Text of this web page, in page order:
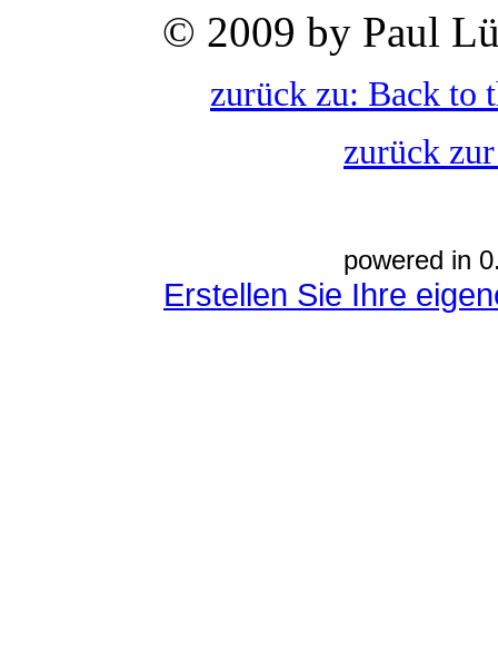
© 2009 by Paul
zurück zu: Back to
zurück
powered in
Erstellen Sie Ihre